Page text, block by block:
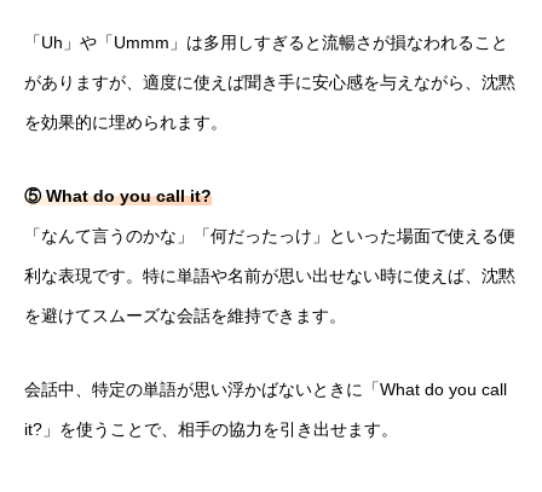
「Uh」や「Ummm」は多用しすぎると流暢さが損なわれること
がありますが、適度に使えば聞き手に安心感を与えながら、沈黙
を効果的に埋められます。
⑤ What do you call it?
「なんて言うのかな」「何だったっけ」といった場面で使える便
利な表現です。特に単語や名前が思い出せない時に使えば、沈黙
を避けてスムーズな会話を維持できます。
会話中、特定の単語が思い浮かばないときに「What do you call
it?」を使うことで、相手の協力を引き出せます。